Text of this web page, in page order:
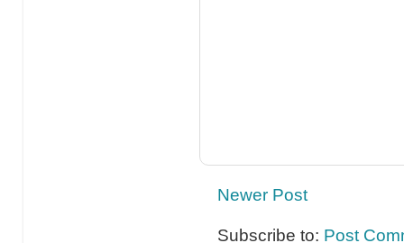
Newer Post
Subscribe to: Post